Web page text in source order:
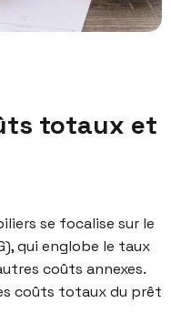
totaux et
se focalise sur le
qui englobe le taux
coûts annexes.
coûts totaux du prêt